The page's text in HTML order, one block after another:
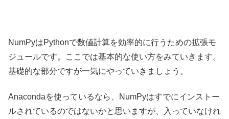
NumPyはPythonで数値計算を効率的に行うための拡張モ
ジュールです。ここでは基本的な使い方をみていきます。
基礎的な部分ですが一気にやっていきましょう。
Anacondaを使っているなら、NumPyはすでにインストー
ルされているのではないかと思いますが、入っていなけれ